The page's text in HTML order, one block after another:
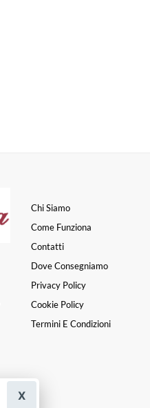
Chi Siamo
Come Funziona
Contatti
Dove Consegniamo
Privacy Policy
Cookie Policy
Termini E Condizioni
X